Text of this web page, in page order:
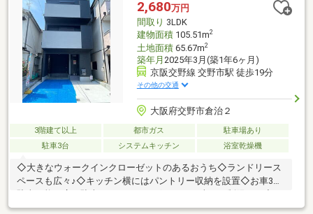
能です♪ぜひご相談ください(^^)2,680万円
間取り 3LDK
建物面積105.51m2
土地面積65.67m2
築年月 2025年3月(築1年6ヶ月)
京阪交野線 交野市駅 徒歩19分
その他の交通
大阪府交野市倉治２
3階建て以上 都市ガス
駐車場あり
駐車3台
システムキッチン 浴室乾燥機
◇大きなウォークインクローゼットのあるおうち◇ランドリース
ペースも広々♪◇キッチン横にはパントリー収納を設置◇お車3台
階にはワイドインナーバルコニ－！◇3階にももちろんバルコニ